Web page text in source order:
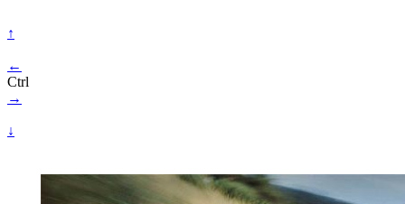
↑
←
Ctrl
→
↓